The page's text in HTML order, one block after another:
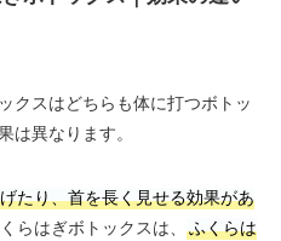
クスはどちらも体に打つボトッ
は異なります。
たり、首を長く見せる効果があ
らはぎボトックスは、
ふくらは